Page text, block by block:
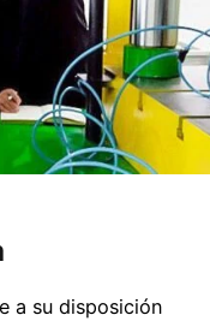
a su disposición